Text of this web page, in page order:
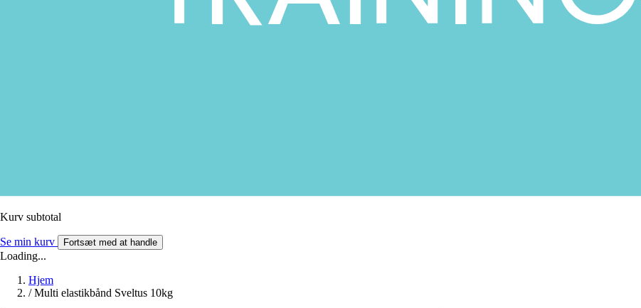
Kurv subtotal
Se min kurv Fortsæt med at handle
Loading...
Hjem
/ Multi elastikbånd Sveltus 10kg